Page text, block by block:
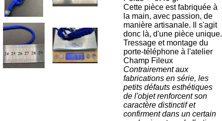
Cette pièce est fabriquée à
la main, avec passion, de
manière artisanale. Il s'agit
donc là, d'une pièce unique.
Tressage et montage du
porte-téléphone à l'atelier
Champ Fileux
Contrairement aux
fabrications en série, les
petits défauts esthétiques
de l'objet renforcent son
caractère distinctif et
confirment dans un certain